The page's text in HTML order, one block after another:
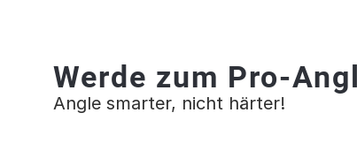
Werde zum Pro-
Angle smarter, nicht härter!